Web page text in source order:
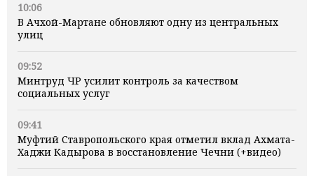
10:06
В Ачхой-Мартане обновляют одну из центральных
улиц
09:52
Минтруд ЧР усилит контроль за качеством
социальных услуг
09:41
Муфтий Ставропольского края отметил вклад Ахмата-
Хаджи Кадырова в восстановление Чечни (+видео)